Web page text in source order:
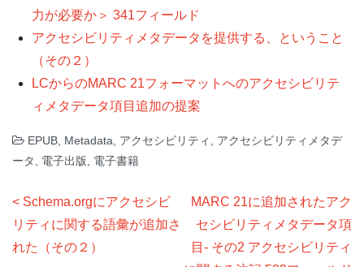
力が必要か＞ 341フィールド
アクセシビリティメタデータを提供する、ということ
（その２）
LCからのMARC 21フォーマットへのアクセシビリテ
ィメタデータ項目追加の提案
EPUB Metadata アクセシビリティ
アクセシビリティメタデ
ータ
電子出版 電子書籍
投
稿
ナ
Schema.orgにアクセシビ
リティに関する語彙が追加さ
れた（その２）
MARC 21に追加されたアク
セシビリティメタデータ項
目- その2 アクセシビリティ